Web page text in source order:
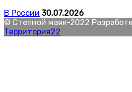
В России 30.07.2026
© Степной маяк-2022
Территория22